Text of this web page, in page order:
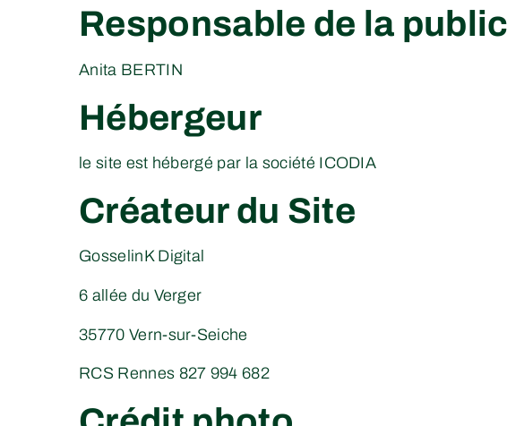
Responsable de la
Anita BERTIN
Hébergeur
le site est hébergé par la société ICODIA
Créateur du Site
GosselinK Digital
6 allée du Verger
35770 Vern-sur-Seiche
RCS Rennes 827 994 682